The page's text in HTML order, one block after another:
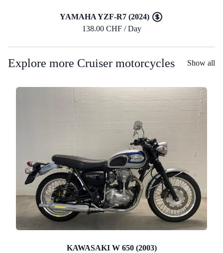
YAMAHA YZF-R7 (2024)
138.00 CHF / Day
Explore more Cruiser motorcycles Show all
KAWASAKI W 650 (2003)